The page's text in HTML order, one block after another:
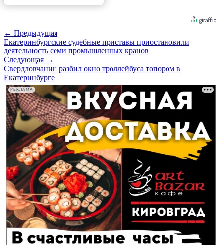
← Предыдущая
Екатеринбургские судебные приставы приостановили
деятельность семи промышленных кранов
Следующая →
Свердловчанин разбил окно троллейбуса топором в
Екатеринбурге
РЕКЛАМА